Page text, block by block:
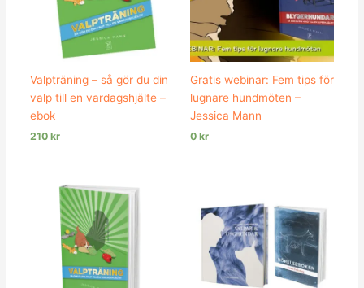
Valpträning – så gör du din
valp till en vardagshjälte –
ebok
210 kr
Gratis webinar: Fem tips för
lugnare hundmöten –
Jessica Mann
0 kr